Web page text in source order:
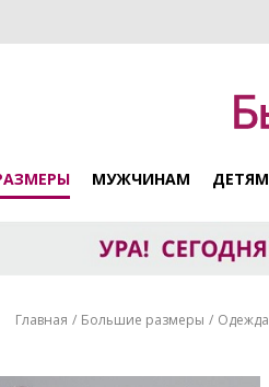
МУЖЧИНАМ ДЕТЯМ
Главная Большие размеры Одежда